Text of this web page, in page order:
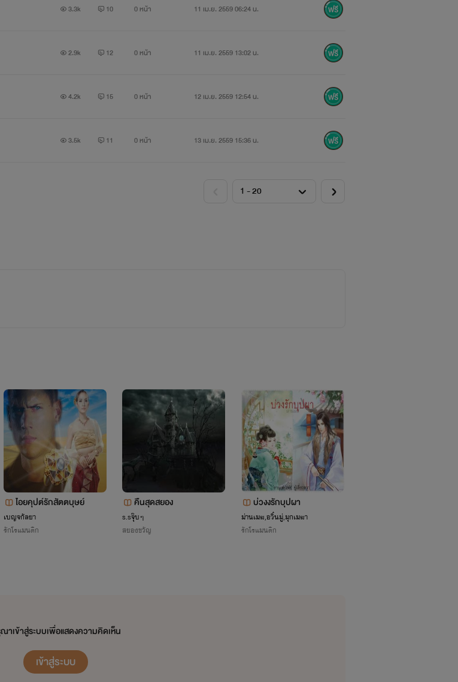
3.3k 10 0 หน้า 11 เม.ย. 2559 06:24 น.
2.9k 12 0 หน้า 11 เม.ย. 2559 13:02 น.
4.2k 15 0 หน้า 12 เม.ย. 2559 12:54 น.
3.5k 11 0 หน้า 13 เม.ย. 2559 15:36 น.
ไอยคุปต์รักสัตตบุษย์
เบญจกัลยา
รักโรแมนติก
คืนสุดสยอง
s.sจุ๊บๆ
สยองขวัญ
บ่วงงรักบุปผา
ม่านเมฆ,อวิ๋นมู่,มุกเมฆา
รักโรแมนติก
าเข้าสู่ระบบเพื่อแสดงความคิดเห็น
เข้าสู่ระบบ